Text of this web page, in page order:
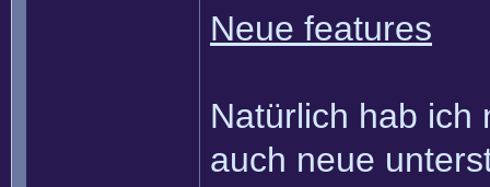
Neue features
Natürlich hab ich
auch neue